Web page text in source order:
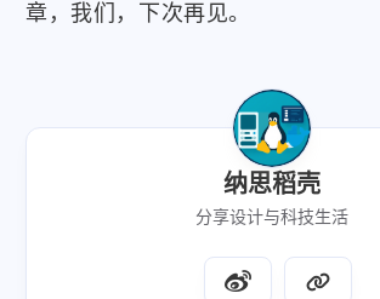
章，我们，下次再见。
纳思稻壳
分享设计与科技生活